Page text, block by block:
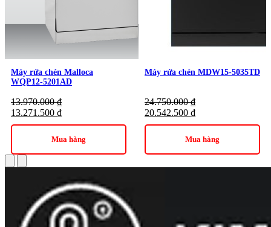
đình nhiều thành viên hoặc khi có khách. Chế độ sấy tự động
sau khi rửa giúp chén đĩa khô ráo, sạch khuẩn. Chức năng hẹn
Máy rửa chén Malloca
WQP12-5201AD
13.970.000₫
13.271.500 ₫
Mua hàng
Máy rửa chén MDW15-5035TD
24.750.000₫
20.542.500 ₫
Mua hàng